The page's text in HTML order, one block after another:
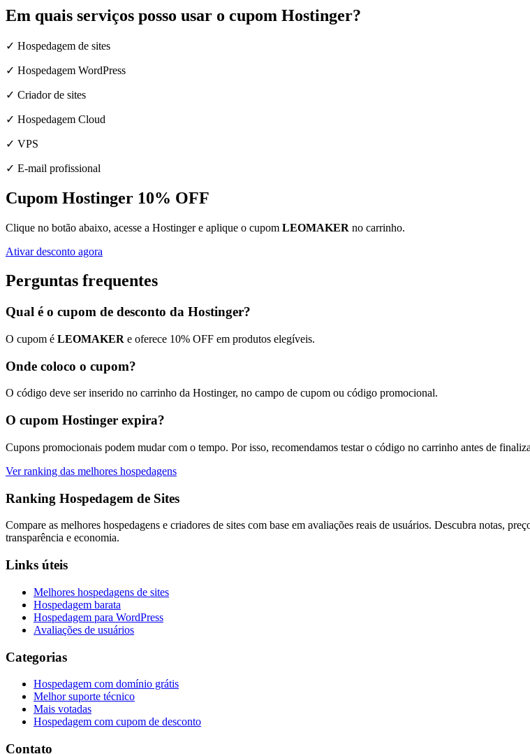
Em quais serviços posso usar o cupom Hostinger?
✓ Hospedagem de sites
✓ Hospedagem WordPress
✓ Criador de sites
✓ Hospedagem Cloud
✓ VPS
✓ E-mail profissional
Cupom Hostinger 10% OFF
Clique no botão abaixo, acesse a Hostinger e aplique o cupom LEOMAKER no carrinho.
Ativar desconto agora
Perguntas frequentes
Qual é o cupom de desconto da Hostinger?
O cupom é LEOMAKER e oferece 10% OFF em produtos elegíveis.
Onde coloco o cupom?
O código deve ser inserido no carrinho da Hostinger, no campo de cupom ou código promocional.
O cupom Hostinger expira?
Cupons promocionais podem mudar com o tempo. Por isso, recomendamos testar o código no carrinho antes de
Ver ranking das melhores hospedagens
Ranking Hospedagem de Sites
Compare as melhores hospedagens e criadores de sites com base em avaliações reais de usuários. Descubra notas,
transparência e economia.
Links úteis
Melhores hospedagens de sites
Hospedagem barata
Hospedagem para WordPress
Avaliações de usuários
Categorias
Hospedagem com domínio grátis
Melhor suporte técnico
Mais votadas
Hospedagem com cupom de desconto
Contato